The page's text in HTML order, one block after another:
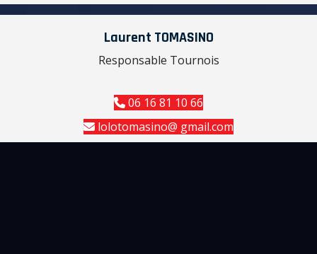
Laurent TOMASINO
Responsable Tournois
06 16 81 10 66
lolotomasino@ gmail.com